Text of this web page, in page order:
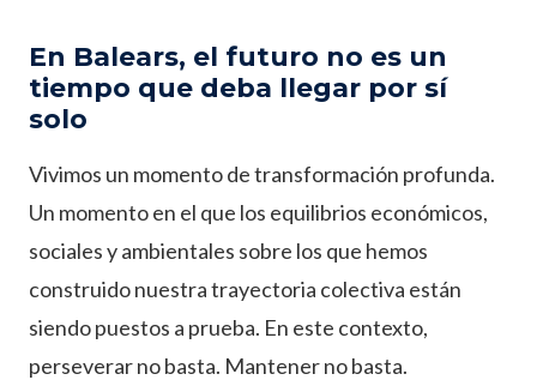
Vivimos un momento de transformación profunda.
Un momento en el que los equilibrios económicos,
sociales y ambientales sobre los que hemos
construido nuestra trayectoria colectiva están
siendo puestos a prueba. En este contexto,
perseverar no basta. Mantener no basta.
En Balears, el futuro no es un
tiempo que deba llegar por sí
solo